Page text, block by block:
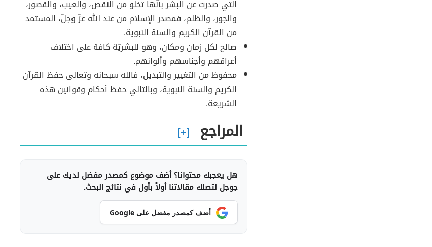
التي صدرت عن البشر بأنّها تخلو من النقص، والعيب، والقصور،
والجور، والظلم، فمصدر الإسلام من عند الله عزّ وجلّ، المستمد
من القرآن الكريم والسنة النبوية.
صالح لكل زمان ومكان، وهو للبشريّة كافة على اختلاف
أعراقهم وأجناسهم وألوانهم.
محفوظ من التغيير والتبديل، فالله سبحانه وتعالى حفظ القرآن
الكريم والسنة النبوية، وبالتالي حفظ أحكام وقوانين هذه
الشريعة.
المراجع
هل يعجبك محتوانا؟ أضف موضوع كمصدر مفضل لديك على
جوجل لتصلك مقالاتنا أولاً بأول في نتائج البحث.
أضف كمصدر مفضل على Google